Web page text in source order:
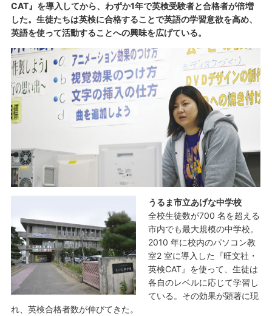
CAT』を導入してから、わずか1年で英検受験者と合格者が倍増
した。生徒たちは英検に合格することで英語の学習意欲を高め、
英語を使って活動することへの興味を広げている。
うるま市立あげな中学校
全校生徒数が700 名を超える
市内でも最大規模の中学校。
2010 年に校内のパソコン教
室2 室に導入した『旺文社・
英検CAT』を使って、生徒は
各自のレベルに応じて学習し
ている。その効果が顕著に現
れ、英検合格者数が伸びてきた。